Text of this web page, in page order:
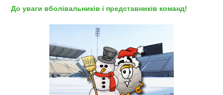
До уваги вболівальників і представників команд!